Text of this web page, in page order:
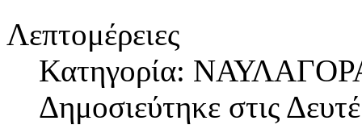
Λεπτομέρειες
Κατηγορία:
Δημοσιεύτηκε στις